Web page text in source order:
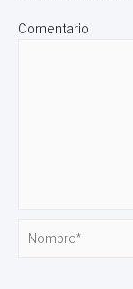
Comentario